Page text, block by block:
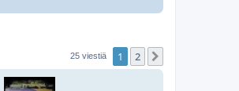
25 viestiä 1 2